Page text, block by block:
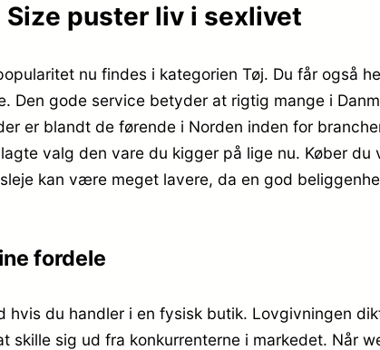
Size puster liv i sexlivet
nu findes i kategorien Tøj. Du får også
Den gode service betyder at rigtig mange i
er blandt de førende i Norden inden for
valg den vare du kigger på lige nu. Køber du
kan være meget lavere, da en god
fordele
du handler i en fysisk butik. Lovgivningen
sig ud fra konkurrenterne i markedet. Når